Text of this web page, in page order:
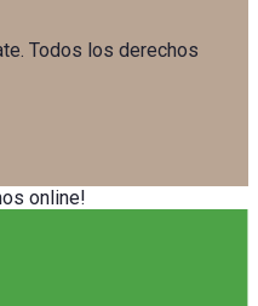
Todos los derechos
online!